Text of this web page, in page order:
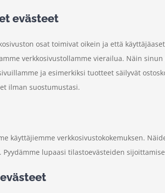
evästeet
osat toimivat oikein ja että
verkkosivustollamme vierailua. Näin
ja esimerkiksi tuotteet säilyvät
ilman suostumustasi.
käyttäjiemme verkkosivustokokemuksen.
lupaasi tilastoevästeiden